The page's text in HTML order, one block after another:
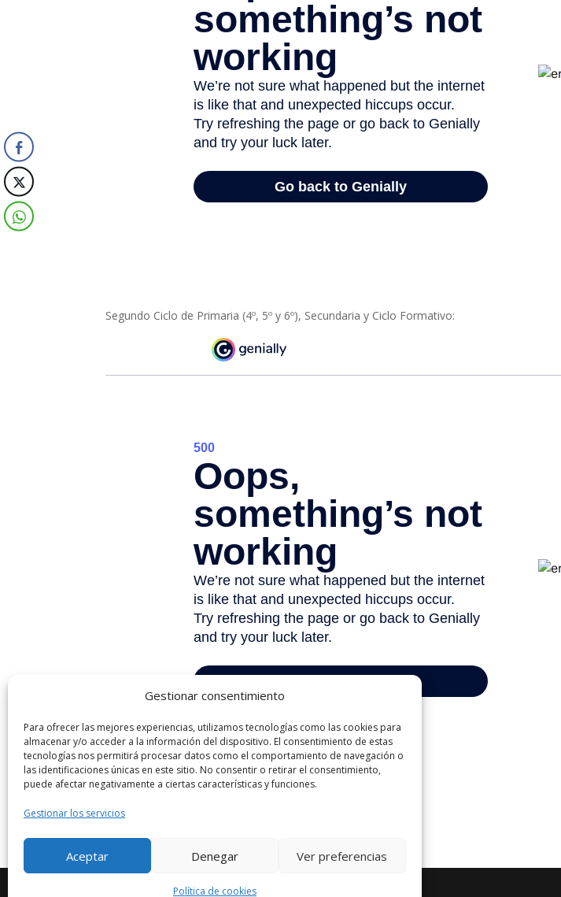
Gestionar consentimiento
Para ofrecer las mejores experiencias, utilizamos tecnologías como las cookies para
almacenar y/o acceder a la información del dispositivo. El consentimiento de estas
tecnologías nos permitirá procesar datos como el comportamiento de navegación o
las identificaciones únicas en este sitio. No consentir o retirar el consentimiento,
puede afectar negativamente a ciertas características y funciones.
Gestionar los servicios
Aceptar Denegar Ver preferencias
Política de cookies
Segundo Ciclo de Primaria (4º, 5º y 6º), Secundaria y Ciclo Formativo:
Diseñado por Escuelas Pías Provincia Emaús